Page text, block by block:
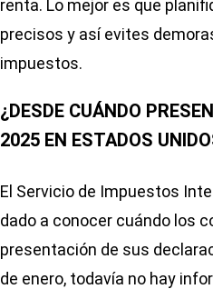
renta. Lo mejor es que
precisos y así evites
impuestos.
¿DESDE CUÁNDO
2025 EN ESTADOS
El Servicio de Impuestos
dado a conocer cuándo los
presentación de sus
de enero, todavía no hay